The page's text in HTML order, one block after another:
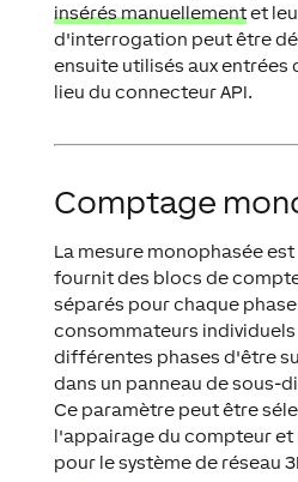
insérés manuellementet
d'interrogation peut être
ensuite utilisés aux entrées
lieu du connecteur API.
Comptage
La mesure monophasée
fournit des blocs de
séparés pour chaque
consommateurs individuels
différentes phases d'être
dans un panneau de sous-
Ce paramètre peut être
l'appairage du compteur
pour le système de réseau